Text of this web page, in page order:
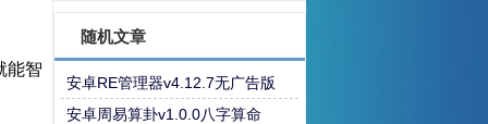
能智
随机文章
安卓RE管理器v4.12.7无广告版
安卓周易算卦v1.0.0八字算命